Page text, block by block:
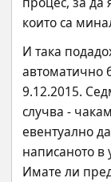
които са
И така
автоматично
9.12.2015.
случва -
евентуално
написаното в
Имате ли